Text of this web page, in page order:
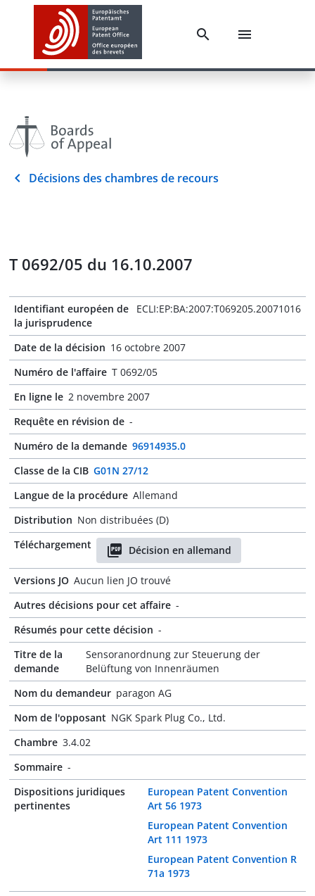
Décisions des chambres de recours
T 0692/05 du 16.10.2007
Identifiant européen de
la jurisprudence
ECLI:EP:BA:2007:T069205.20071016
Date de la décision 16 octobre 2007
Numéro de l'affaire T 0692/05
En ligne le 2 novembre 2007
Requête en révision de -
Numéro de la demande 96914935.0
Classe de la CIB G01N 27/12
Langue de la procédure Allemand
Distribution Non distribuées (D)
Téléchargement
Décision en allemand
Versions JO Aucun lien JO trouvé
Autres décisions pour cet affaire -
Résumés pour cette décision -
Titre de la
demande
Sensoranordnung zur Steuerung der
Belüftung von Innenräumen
Nom du demandeur paragon AG
Nom de l'opposant NGK Spark Plug Co., Ltd.
Chambre 3.4.02
Sommaire -
Dispositions juridiques
pertinentes
European Patent Convention
Art 56 1973
European Patent Convention
Art 111 1973
European Patent Convention R
71a 1973